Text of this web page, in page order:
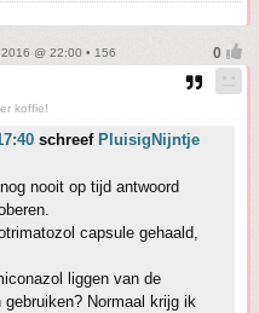
@ 22:00 • 156
koffie!
schreef PluisigNijntje
nooit op tijd antwoord
capsule gehaald,
liggen van de
Normaal krijg ik